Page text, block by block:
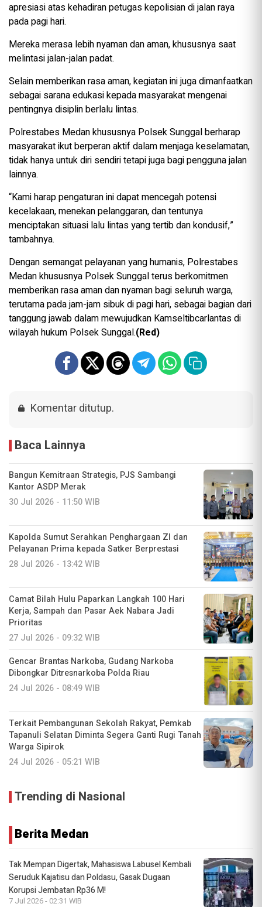
apresiasi atas kehadiran petugas kepolisian di jalan raya
pada pagi hari.
Mereka merasa lebih nyaman dan aman, khususnya saat
melintasi jalan-jalan padat.
Selain memberikan rasa aman, kegiatan ini juga dimanfaatkan
sebagai sarana edukasi kepada masyarakat mengenai
pentingnya disiplin berlalu lintas.
Polrestabes Medan khususnya Polsek Sunggal berharap
masyarakat ikut berperan aktif dalam menjaga keselamatan,
tidak hanya untuk diri sendiri tetapi juga bagi pengguna jalan
lainnya.
“Kami harap pengaturan ini dapat mencegah potensi
kecelakaan, menekan pelanggaran, dan tentunya
menciptakan situasi lalu lintas yang tertib dan kondusif,”
tambahnya.
Dengan semangat pelayanan yang humanis, Polrestabes
Medan khususnya Polsek Sunggal terus berkomitmen
memberikan rasa aman dan nyaman bagi seluruh warga,
terutama pada jam-jam sibuk di pagi hari, sebagai bagian dari
tanggung jawab dalam mewujudkan Kamseltibcarlantas di
wilayah hukum Polsek Sunggal.(Red)
Komentar ditutup.
Baca Lainnya
Bangun Kemitraan Strategis, PJS Sambangi
Kantor ASDP Merak
30 Jul 2026 - 11:50 WIB
Kapolda Sumut Serahkan Penghargaan ZI dan
Pelayanan Prima kepada Satker Berprestasi
28 Jul 2026 - 13:42 WIB
Camat Bilah Hulu Paparkan Langkah 100 Hari
Kerja, Sampah dan Pasar Aek Nabara Jadi
Prioritas
27 Jul 2026 - 09:32 WIB
Gencar Brantas Narkoba, Gudang Narkoba
Dibongkar Ditresnarkoba Polda Riau
24 Jul 2026 - 08:49 WIB
Terkait Pembangunan Sekolah Rakyat, Pemkab
Tapanuli Selatan Diminta Segera Ganti Rugi Tanah
Warga Sipirok
24 Jul 2026 - 05:21 WIB
Trending di Nasional
Berita Medan
Tak Mempan Digertak, Mahasiswa Labusel Kembali
Seruduk Kajatisu dan Poldasu, Gasak Dugaan
Korupsi Jembatan Rp36 M!
7 Jul 2026 - 02:31 WIB